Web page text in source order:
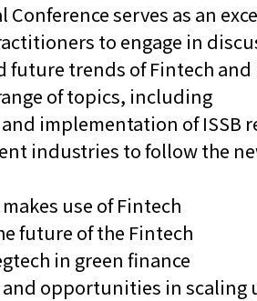
其他语文内容
Conference serves as an
to engage in
trends of Fintech and
of topics, including
and implementation of ISSB
industries to follow the
use of Fintech
future of the Fintech
in green finance
opportunities in scaling